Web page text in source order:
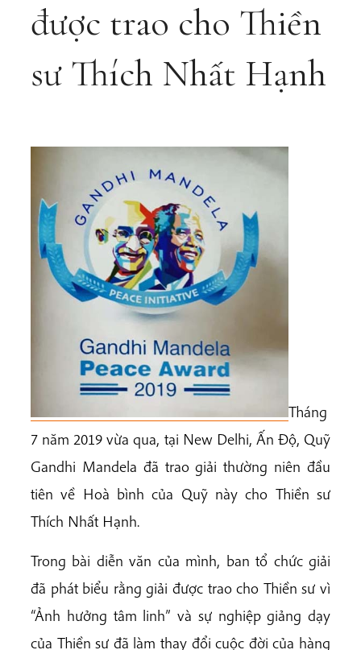
được trao cho Thiền
sư Thích Nhất Hạnh
Tháng
7 năm 2019 vừa qua, tại New Delhi, Ấn Độ, Quỹ
Gandhi Mandela đã trao giải thường niên đầu
tiên về Hoà bình của Quỹ này cho Thiền sư
Thích Nhất Hạnh.
Trong bài diễn văn của mình, ban tổ chức giải
đã phát biểu rằng giải được trao cho Thiền sư vì
“Ảnh hưởng tâm linh” và sự nghiệp giảng dạy
của Thiền sư đã làm thay đổi cuộc đời của hàng